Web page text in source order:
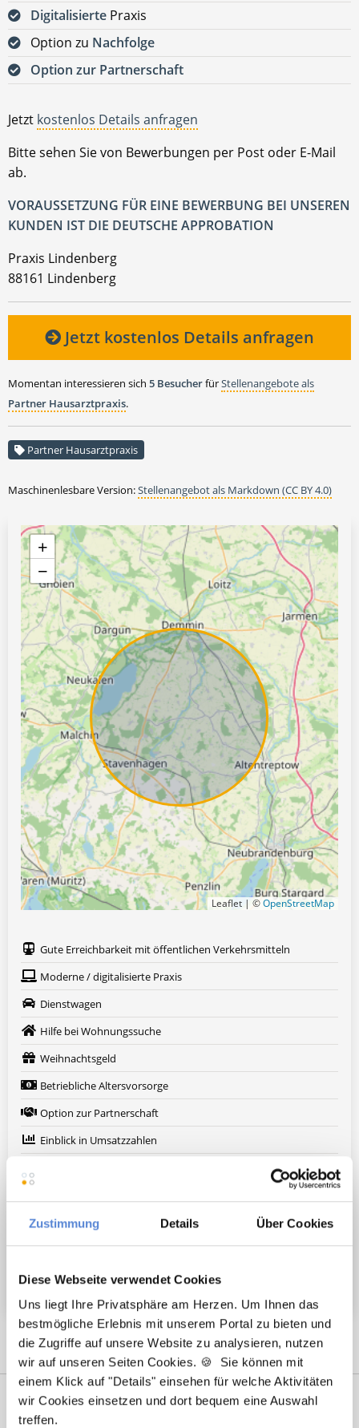
Zustimmung Details Über Cookies
Diese Webseite verwendet Cookies
Uns liegt Ihre Privatsphäre am Herzen. Um Ihnen das
bestmögliche Erlebnis mit unserem Portal zu bieten und
die Zugriffe auf unsere Website zu analysieren, nutzen
wir auf unseren Seiten Cookies. 🍪 Sie können mit
einem Klick auf "Details" einsehen für welche Aktivitäten
wir Cookies einsetzen und dort bequem eine Auswahl
treffen.
Digitalisierte Praxis
Option zu Nachfolge
Option zur Partnerschaft
Jetzt kostenlos Details anfragen
Bitte sehen Sie von Bewerbungen per Post oder E-Mail
ab.
VORAUSSETZUNG FÜR EINE BEWERBUNG BEI UNSEREN
KUNDEN IST DIE DEUTSCHE APPROBATION
Praxis Lindenberg
88161 Lindenberg
Jetzt kostenlos Details anfragen
Momentan interessieren sich 5 BesucherfürStellenangebote als
Partner Hausarztpraxis.
Partner Hausarztpraxis
Maschinenlesbare Version:Stellenangebot als Markdown (CC BY 4.0)
+
−
Leaflet | ©OpenStreetMap
Gute Erreichbarkeit mit öffentlichen Verkehrsmitteln
Moderne / digitalisierte Praxis
Dienstwagen
Hilfe bei Wohnungssuche
Weihnachtsgeld
Betriebliche Altersvorsorge
Option zur Partnerschaft
Einblick in Umsatzzahlen
Fort- und Weiterbildung
Arbeitskleidung wird gestellt
Weitere attraktive Merkmale